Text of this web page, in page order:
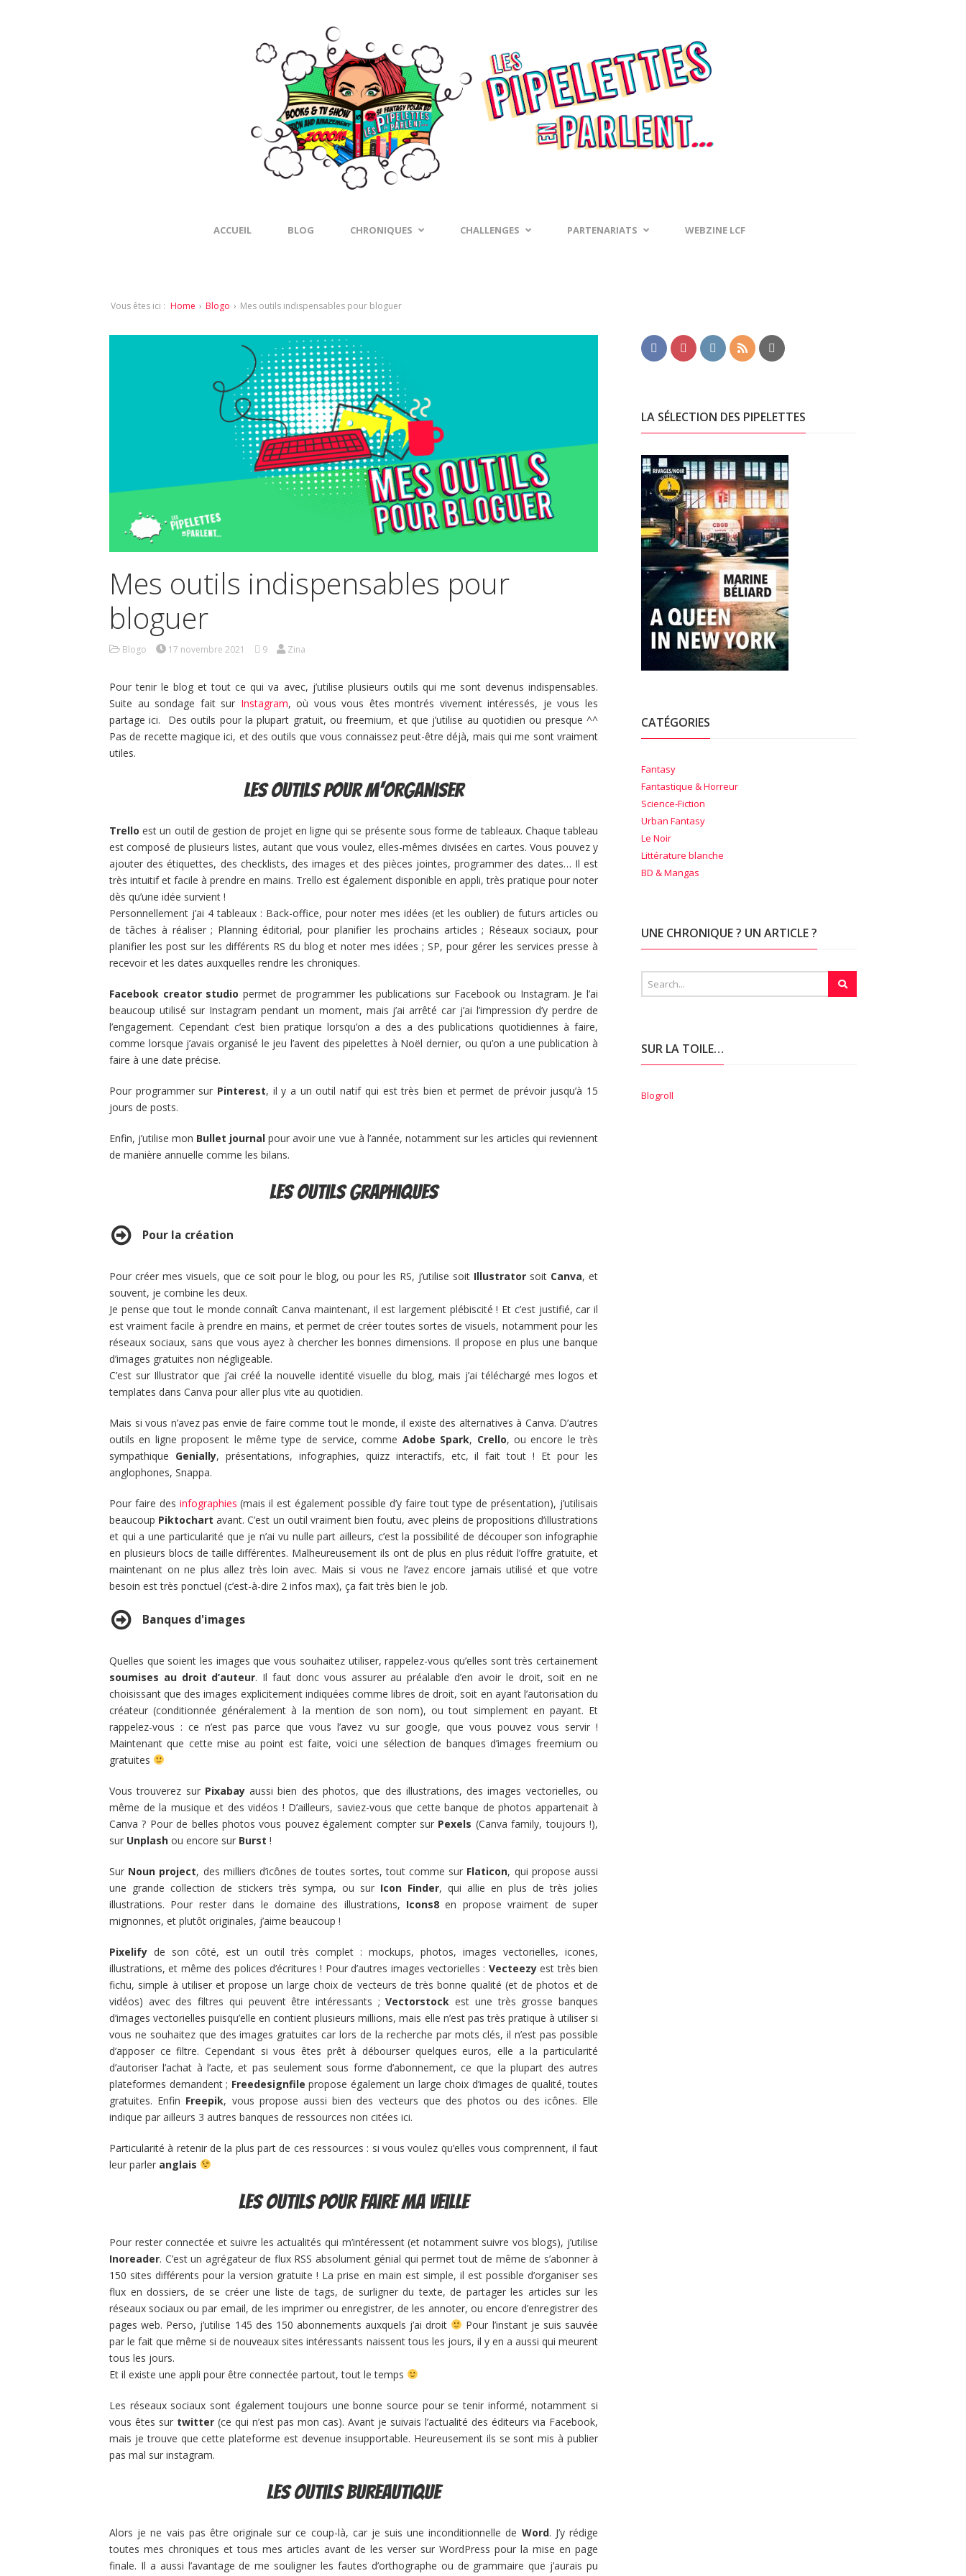
ACCUEIL BLOG CHRONIQUES CHALLENGES PARTENARIATS WEBZINE LCF
Vous êtes ici : Home › Blogo › Mes outils indispensables pour bloguer
Mes outils indispensables pour
bloguer
Blogo 17 novembre 2021 9 Zina
Pour tenir le blog et tout ce qui va avec, j’utilise plusieurs outils qui me sont devenus indispensables.
Suite au sondage fait sur Instagram, où vous vous êtes montrés vivement intéressés, je vous les
partage ici. Des outils pour la plupart gratuit, ou freemium, et que j’utilise au quotidien ou presque ^^
Pas de recette magique ici, et des outils que vous connaissez peut-être déjà, mais qui me sont vraiment
utiles.
Les outils pour m’organiser
Trello est un outil de gestion de projet en ligne qui se présente sous forme de tableaux. Chaque tableau
est composé de plusieurs listes, autant que vous voulez, elles-mêmes divisées en cartes. Vous pouvez y
ajouter des étiquettes, des checklists, des images et des pièces jointes, programmer des dates… Il est
très intuitif et facile à prendre en mains. Trello est également disponible en appli, très pratique pour noter
dès qu’une idée survient !
Personnellement j’ai 4 tableaux : Back-office, pour noter mes idées (et les oublier) de futurs articles ou
de tâches à réaliser ; Planning éditorial, pour planifier les prochains articles ; Réseaux sociaux, pour
planifier les post sur les différents RS du blog et noter mes idées ; SP, pour gérer les services presse à
recevoir et les dates auxquelles rendre les chroniques.
Facebook creator studio permet de programmer les publications sur Facebook ou Instagram. Je l’ai
beaucoup utilisé sur Instagram pendant un moment, mais j’ai arrêté car j’ai l’impression d’y perdre de
l’engagement. Cependant c’est bien pratique lorsqu’on a des a des publications quotidiennes à faire,
comme lorsque j’avais organisé le jeu l’avent des pipelettes à Noël dernier, ou qu’on a une publication à
faire à une date précise.
Pour programmer sur Pinterest, il y a un outil natif qui est très bien et permet de prévoir jusqu’à 15
jours de posts.
Enfin, j’utilise mon Bullet journal pour avoir une vue à l’année, notamment sur les articles qui reviennent
de manière annuelle comme les bilans.
Les outils graphiques
Pour la création
Pour créer mes visuels, que ce soit pour le blog, ou pour les RS, j’utilise soit Illustrator soit Canva, et
souvent, je combine les deux.
Je pense que tout le monde connaît Canva maintenant, il est largement plébiscité ! Et c’est justifié, car il
est vraiment facile à prendre en mains, et permet de créer toutes sortes de visuels, notamment pour les
réseaux sociaux, sans que vous ayez à chercher les bonnes dimensions. Il propose en plus une banque
d’images gratuites non négligeable.
C’est sur Illustrator que j’ai créé la nouvelle identité visuelle du blog, mais j’ai téléchargé mes logos et
templates dans Canva pour aller plus vite au quotidien.
Mais si vous n’avez pas envie de faire comme tout le monde, il existe des alternatives à Canva. D’autres
outils en ligne proposent le même type de service, comme Adobe Spark, Crello, ou encore le très
sympathique Genially, présentations, infographies, quizz interactifs, etc, il fait tout ! Et pour les
anglophones, Snappa.
Pour faire des infographies (mais il est également possible d’y faire tout type de présentation), j’utilisais
beaucoup Piktochart avant. C’est un outil vraiment bien foutu, avec pleins de propositions d’illustrations
et qui a une particularité que je n’ai vu nulle part ailleurs, c’est la possibilité de découper son infographie
en plusieurs blocs de taille différentes. Malheureusement ils ont de plus en plus réduit l’offre gratuite, et
maintenant on ne plus allez très loin avec. Mais si vous ne l’avez encore jamais utilisé et que votre
besoin est très ponctuel (c’est-à-dire 2 infos max), ça fait très bien le job.
Banques d'images
Quelles que soient les images que vous souhaitez utiliser, rappelez-vous qu’elles sont très certainement
soumises au droit d’auteur. Il faut donc vous assurer au préalable d’en avoir le droit, soit en ne
choisissant que des images explicitement indiquées comme libres de droit, soit en ayant l’autorisation du
créateur (conditionnée généralement à la mention de son nom), ou tout simplement en payant. Et
rappelez-vous : ce n’est pas parce que vous l’avez vu sur google, que vous pouvez vous servir !
Maintenant que cette mise au point est faite, voici une sélection de banques d’images freemium ou
gratuites
Vous trouverez sur Pixabayaussi bien des photos, que des illustrations, des images vectorielles, ou
même de la musique et des vidéos ! D’ailleurs, saviez-vous que cette banque de photos appartenait à
Canva ? Pour de belles photos vous pouvez également compter sur Pexels (Canva family, toujours !),
sur Unplash ou encore sur Burst !
Sur Noun project, des milliers d’icônes de toutes sortes, tout comme sur Flaticon, qui propose aussi
une grande collection de stickers très sympa, ou sur Icon Finder, qui allie en plus de très jolies
illustrations. Pour rester dans le domaine des illustrations, Icons8 en propose vraiment de super
mignonnes, et plutôt originales, j’aime beaucoup !
Pixelify de son côté, est un outil très complet : mockups, photos, images vectorielles, icones,
illustrations, et même des polices d’écritures ! Pour d’autres images vectorielles : Vecteezyest très bien
fichu, simple à utiliser et propose un large choix de vecteurs de très bonne qualité (et de photos et de
vidéos) avec des filtres qui peuvent être intéressants ;Vectorstock est une très grosse banques
d’images vectorielles puisqu’elle en contient plusieurs millions, mais elle n’est pas très pratique à utiliser si
vous ne souhaitez que des images gratuites car lors de la recherche par mots clés, il n’est pas possible
d’apposer ce filtre. Cependant si vous êtes prêt à débourser quelques euros, elle a la particularité
d’autoriser l’achat à l’acte, et pas seulement sous forme d’abonnement, ce que la plupart des autres
plateformes demandent ; Freedesignfile propose également un large choix d’images de qualité, toutes
gratuites. Enfin Freepik, vous propose aussi bien des vecteurs que des photos ou des icônes. Elle
indique par ailleurs 3 autres banques de ressources non citées ici.
Particularité à retenir de la plus part de ces ressources : si vous voulez qu’elles vous comprennent, il faut
leur parler anglais
Les outils pour faire ma veille
Pour rester connectée et suivre les actualités qui m’intéressent (et notamment suivre vos blogs), j’utilise
Inoreader. C’est un agrégateur de flux RSS absolument génial qui permet tout de même de s’abonner à
150 sites différents pour la version gratuite ! La prise en main est simple, il est possible d’organiser ses
flux en dossiers, de se créer une liste de tags, de surligner du texte, de partager les articles sur les
réseaux sociaux ou par email, de les imprimer ou enregistrer, de les annoter, ou encore d’enregistrer des
pages web. Perso, j’utilise 145 des 150 abonnements auxquels j’ai droit
Pour l’instant je suis sauvée
par le fait que même si de nouveaux sites intéressants naissent tous les jours, il y en a aussi qui meurent
tous les jours.
Et il existe une appli pour être connectée partout, tout le temps
Les réseaux sociaux sont également toujours une bonne source pour se tenir informé, notamment si
vous êtes sur twitter (ce qui n’est pas mon cas). Avant je suivais l’actualité des éditeurs via Facebook,
mais je trouve que cette plateforme est devenue insupportable. Heureusement ils se sont mis à publier
pas mal sur instagram.
Les outils bureautique
Alors je ne vais pas être originale sur ce coup-là, car je suis une inconditionnelle de Word. J’y rédige
toutes mes chroniques et tous mes articles avant de les verser sur WordPress pour la mise en page
finale. Il a aussi l’avantage de me souligner les fautes d’orthographe ou de grammaire que j’aurais pu
LA SÉLECTION DES PIPELETTES
CATÉGORIES
Fantasy
Fantastique & Horreur
Science-Fiction
Urban Fantasy
Le Noir
Littérature blanche
BD & Mangas
UNE CHRONIQUE ? UN ARTICLE ?
SUR LA TOILE…
Blogroll